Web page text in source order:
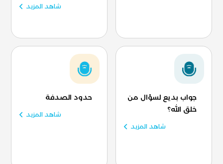
شاهد المزيد
جواب بديع لسؤال من
خلق الله؟
شاهد المزيد
حدود الصدفة
شاهد المزيد